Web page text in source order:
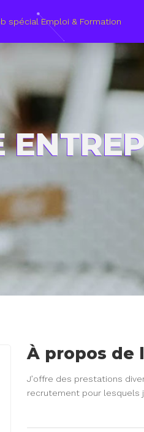
À propos de
J’offre des prestations
recrutement pour lesquels